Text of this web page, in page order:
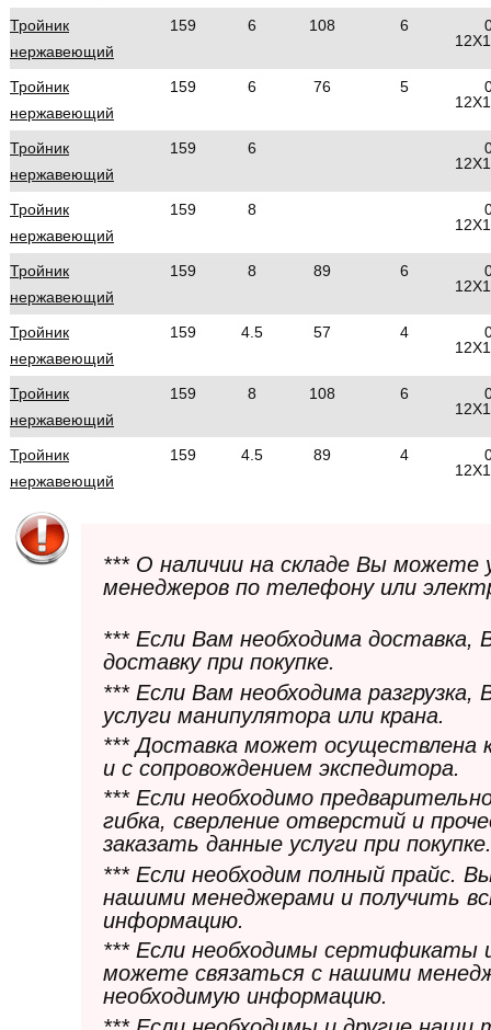
Тройник
нержавеющий
159 6 108 6
Тройник
нержавеющий
159 6 76 5
Тройник
нержавеющий
159 6
Тройник
нержавеющий
159 8
Тройник
нержавеющий
159 8 89 6
Тройник
нержавеющий
159 4.5 57 4
Тройник
нержавеющий
159 8 108 6
Тройник
нержавеющий
159 4.5 89 4
*** О наличии на складе Вы можете
менеджеров по телефону или
*** Если Вам необходима
доставку при покупке.
*** Если Вам необходима
услуги манипулятора или крана.
*** Доставка может осуществлена
и с сопровождением экспедитора.
*** Если необходимо
гибка, сверление отверстий и
заказать данные услуги при покупке.
*** Если необходим полный прайс.
нашими менеджерами и получить
информацию.
*** Если необходимы сертификаты
можете связаться с нашими
необходимую информацию.